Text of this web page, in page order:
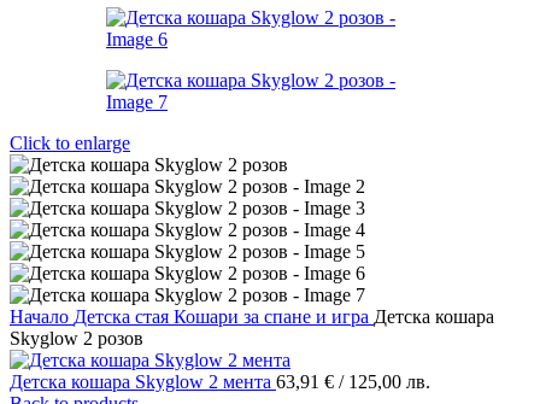
Click to enlarge
Начало Детска стая Кошари за спане и игра Детска кошара
Skyglow 2 розов
Детска кошара Skyglow 2 мента 63,91 € / 125,00 лв.